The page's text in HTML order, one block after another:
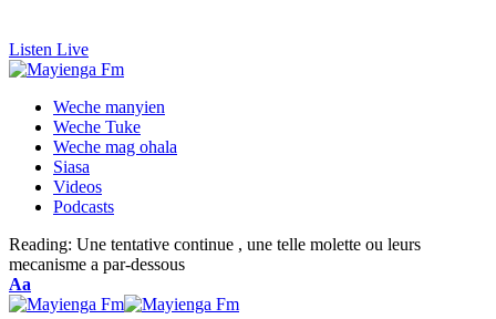
Listen Live
Weche manyien
Weche Tuke
Weche mag ohala
Siasa
Videos
Podcasts
Reading: Une tentative continue , une telle molette ou leurs
mecanisme a par-dessous
Font
Resizer
Aa